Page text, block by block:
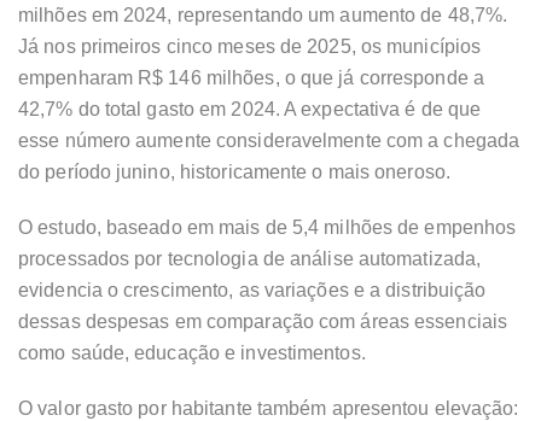
milhões em 2024, representando um aumento de 48,7%.
Já nos primeiros cinco meses de 2025, os municípios
empenharam R$ 146 milhões, o que já corresponde a
42,7% do total gasto em 2024. A expectativa é de que
esse número aumente consideravelmente com a chegada
do período junino, historicamente o mais oneroso.
O estudo, baseado em mais de 5,4 milhões de empenhos
processados por tecnologia de análise automatizada,
evidencia o crescimento, as variações e a distribuição
dessas despesas em comparação com áreas essenciais
como saúde, educação e investimentos.
O valor gasto por habitante também apresentou elevação: